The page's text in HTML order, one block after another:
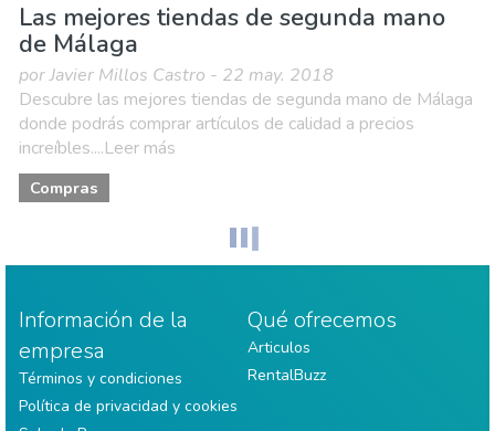
Las mejores tiendas de segunda mano
de Málaga
por Javier Millos Castro - 22 may. 2018
Descubre las mejores tiendas de segunda mano de Málaga
donde podrás comprar artículos de calidad a precios
increíbles....Leer más
Compras
Información de la
empresa
Términos y condiciones
Política de privacidad y cookies
Qué ofrecemos
Articulos
RentalBuzz